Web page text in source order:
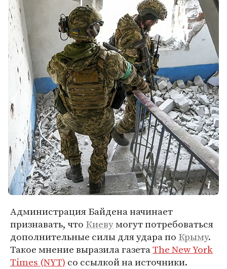
Администрация Байдена начинает
признавать, что Киевумогут потребоваться
дополнительные силы для удара по Крыму.
Такое мнение выразила газетаThe New York
Times (NYT) со ссылкой на источники.